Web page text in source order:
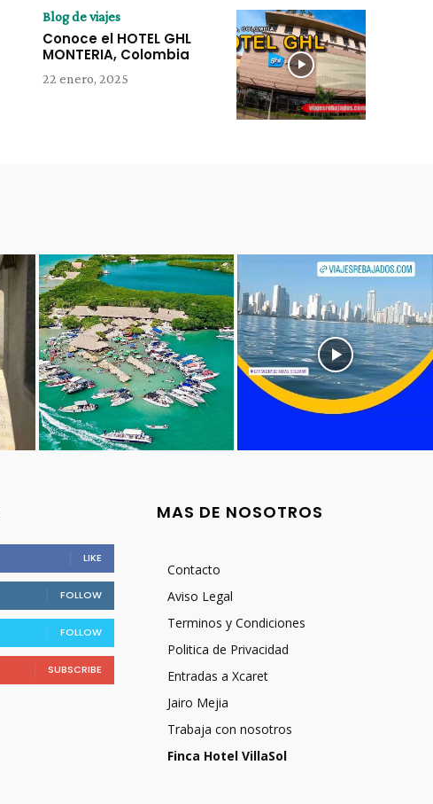
Blog de viajes
Conoce el HOTEL GHL
MONTERIA, Colombia
22 enero, 2025
LIKE
FOLLOW
FOLLOW
SUBSCRIBE
MAS DE NOSOTROS
Contacto
Aviso Legal
Terminos y Condiciones
Politica de Privacidad
Entradas a Xcaret
Jairo Mejia
Trabaja con nosotros
Finca Hotel VillaSol